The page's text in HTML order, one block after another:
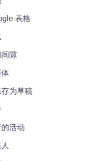
表格
草稿
动